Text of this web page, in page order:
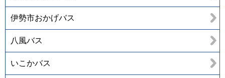
伊勢市おかげバス
八風バス
いこかバス